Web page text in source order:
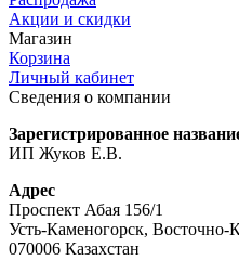
Акции и скидки
Магазин
Корзина
Личный кабинет
Сведения о компании
Зарегистрированное
ИП Жуков Е.В.
Адрес
Проспект Абая 156/1
Усть-Каменогорск, Восточно-
070006 Казахстан